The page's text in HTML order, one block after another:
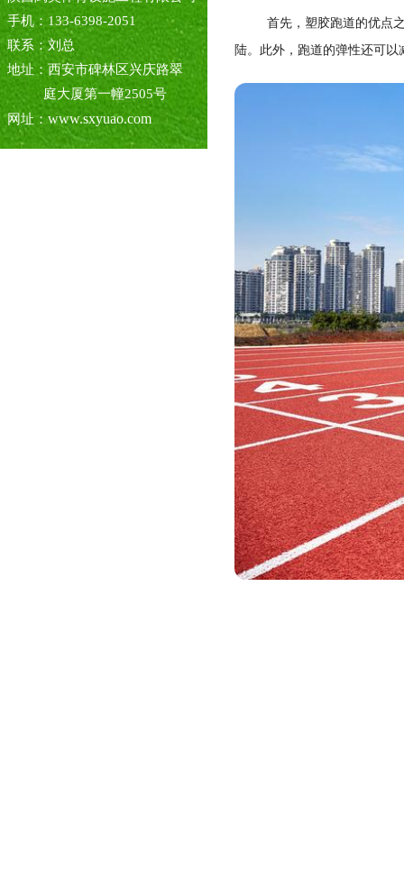
首先，塑胶跑道的优点
陆。此外，跑道的弹性还可
手机：133-6398-2051
联系：刘总
地址：西安市碑林区兴庆路翠
庭大厦第一幢2505号
网址：www.sxyuao.com